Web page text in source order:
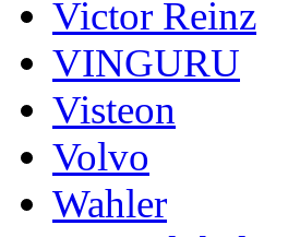
Victor Reinz
VINGURU
Visteon
Volvo
Wahler